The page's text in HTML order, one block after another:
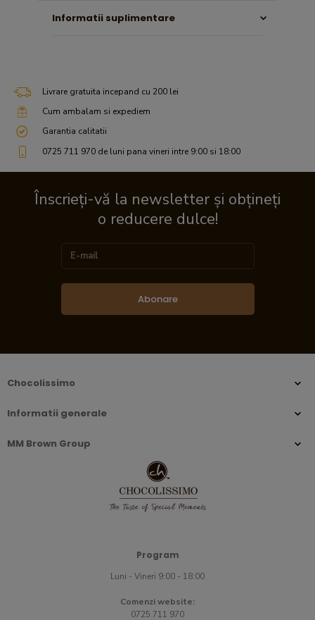
Informatii suplimentare
Livrare gratuita incepand cu 200 lei
Cum ambalam si expediem
Garantia calitatii
0725 711 970 de luni pana vineri intre 9:00 si 18:00
Înscrieți-vă la newsletter și obțineți
o reducere dulce!
Abonare
Chocolissimo
Informatii generale
MM Brown Group
Program
Luni - Vineri 9:00 - 18:00
Comenzi website:
0725 711 970